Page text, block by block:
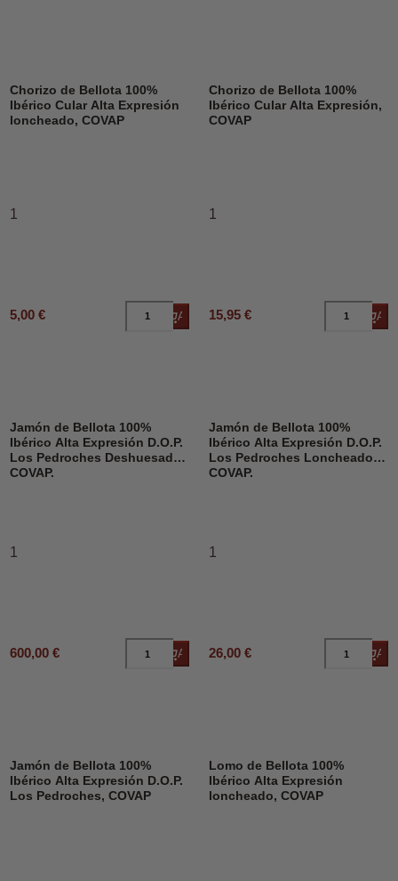
Chorizo de Bellota 100%
Ibérico Cular Alta Expresión
loncheado, COVAP
1
5,00 € Añadir al carrito
Chorizo de Bellota 100%
Ibérico Cular Alta Expresión,
COVAP
1
15,95 €
Jamón de Bellota 100%
Ibérico Alta Expresión D.O.P.
Los Pedroches Deshuesado,
COVAP.
1
600,00 € Añadir al carrito
Jamón de Bellota 100%
Ibérico Alta Expresión D.O.P.
Los Pedroches Loncheado,
COVAP.
1
26,00 €
Jamón de Bellota 100%
Ibérico Alta Expresión D.O.P.
Los Pedroches, COVAP
Lomo de Bellota 100%
Ibérico Alta Expresión
loncheado, COVAP